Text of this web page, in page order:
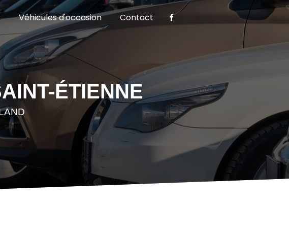
Véhicules d'occasion Contact
ÉTIENNE